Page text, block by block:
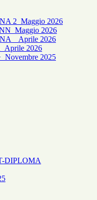
2_Maggio 2026
2026
_ Aprile 2026
2026
2025
DIPLOMA